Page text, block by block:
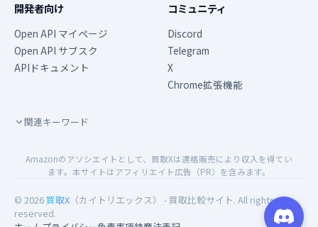
開発者向け
Open API マイページ
Open API サブスク
APIドキュメント
コミュニティ
Discord
Telegram
X
Chrome拡張機能
関連キーワード
Amazonのアソシエイトとして、買取Xは適格販売により収入を得てい
ます。本サイトはアフィリエイト広告（PR）を含みます。
© 2026 買取X （カイトリエックス） - 買取比較サイト. All rights
reserved.